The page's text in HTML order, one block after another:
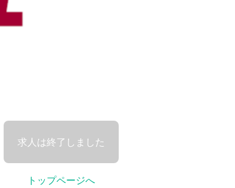
求人は終了しました
トップページへ